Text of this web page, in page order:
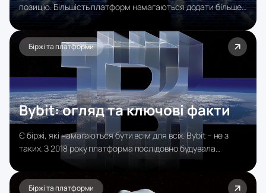
позицію. Більшість платформ намагаються додати більше
індикаторів, складніші термінали, автоматизацію, копі-
трейдинг і підтримку MT4/MT5. Plus500 пішов у
протилежний бік – прибрав майже все зайве.
Біржі та платформи
Bybit: огляд та ключові факти
Є біржі, які намагаються бути всім для всіх. Bybit – не з
таких. З 2018 року платформа послідовно будувала
репутацію в одному сегменті – деривативи для серйозних
трейдерів. Як спеціалізована автомайстерня для гонок: не
«ремонт будь-яких авто», а заточеність під конкретний
Біржі та платформи